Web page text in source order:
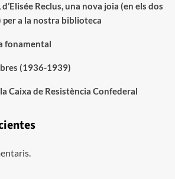
Reclus, una nova joia (en els dos
a la nostra biblioteca
fonamental
(1936-1939)
Caixa de Resistència Confederal